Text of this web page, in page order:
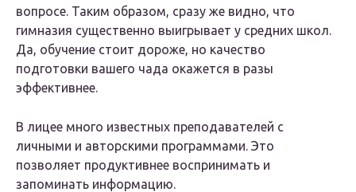
вопросе. Таким образом, сразу же видно, что
гимназия существенно выигрывает у средних школ.
Да, обучение стоит дороже, но качество
подготовки вашего чада окажется в разы
эффективнее.
В лицее много известных преподавателей с
личными и авторскими программами. Это
позволяет продуктивнее воспринимать и
запоминать информацию.